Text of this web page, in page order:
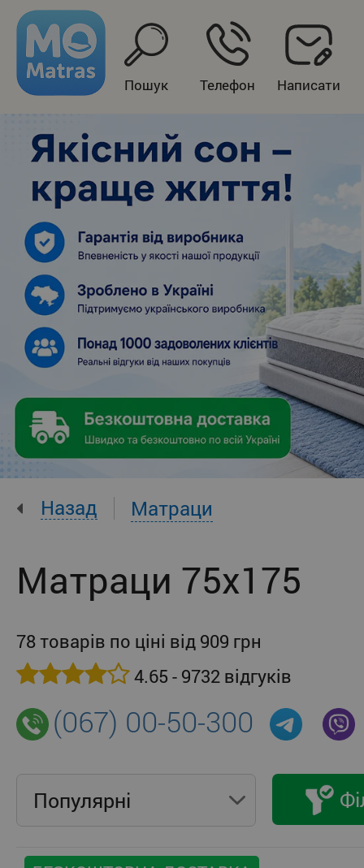
Пошук Телефон Написати
Назад Матраци
Матраци 75x175
78 товарів по ціні від 909 грн
4.65 - 9732 відгуків
(067) 00-50-300
Популярнi